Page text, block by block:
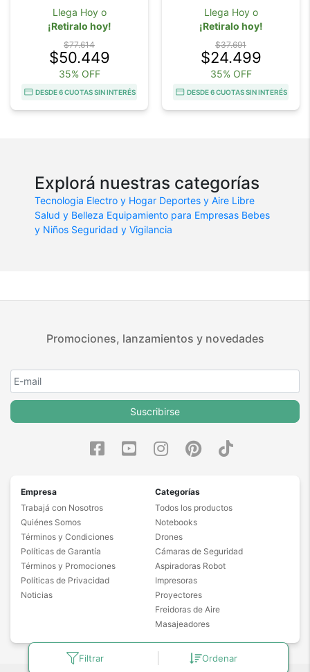
Filtrar Ordenar
Llega Hoy o
¡Retiralo hoy!
$77.614
$50.449
35% OFF
DESDE 6 CUOTAS SIN INTERÉS
Llega Hoy o
¡Retiralo hoy!
$37.691
$24.499
35% OFF
DESDE 6 CUOTAS SIN INTERÉS
Explorá nuestras categorías
Tecnologia Electro y Hogar Deportes y Aire Libre
Salud y Belleza Equipamiento para Empresas Bebes
y Niños Seguridad y Vigilancia
Promociones, lanzamientos y novedades
Suscribirse
Empresa
Trabajá con Nosotros
Quiénes Somos
Términos y Condiciones
Políticas de Garantía
Términos y Promociones
Políticas de Privacidad
Noticias
Categorías
Todos los productos
Notebooks
Drones
Cámaras de Seguridad
Aspiradoras Robot
Impresoras
Proyectores
Freidoras de Aire
Masajeadores